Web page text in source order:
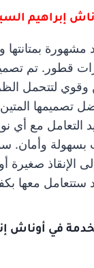
إبراهيم
بمتانتها
قطور. تم
وقوي لتتحمل
تصميمها
التعامل مع أي
بسهولة وأمان.
الإنقاذ صغيرة
ستتعامل معها
في أوناش